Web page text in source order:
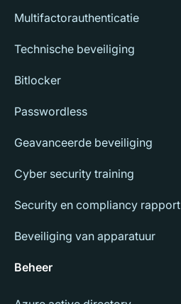
Multifactorauthenticatie
Technische beveiliging
Bitlocker
Passwordless
Geavanceerde beveiliging
Cyber security training
Security en compliancy rapport
Beveiliging van apparatuur
Beheer